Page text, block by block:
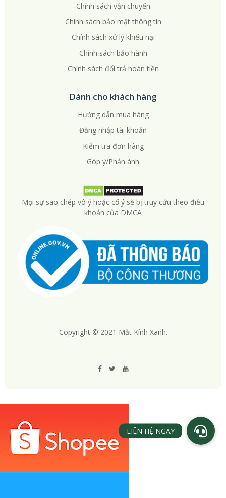
Chính sách vận chuyển
Chính sách bảo mật thông tin
Chính sách xử lý khiếu nại
Chính sách bảo hành
Chính sách đổi trả hoàn tiền
Dành cho khách hàng
Hướng dẫn mua hàng
Đăng nhập tài khoản
Kiểm tra đơn hàng
Góp ý/Phản ánh
Mọi sự sao chép vô ý hoặc cố ý sẽ bị truy cứu theo điều
khoản của DMCA
Copyright © 2021 Mắt Kính Xanh.